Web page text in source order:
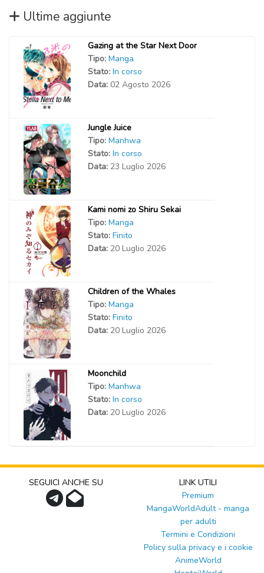
Ultime aggiunte
Gazing at the Star Next Door
Tipo: Manga
Stato: In corso
Data: 02 Agosto 2026
Jungle Juice
Tipo: Manhwa
Stato: In corso
Data: 23 Luglio 2026
Kami nomi zo Shiru Sekai
Tipo: Manga
Stato: Finito
Data: 20 Luglio 2026
Children of the Whales
Tipo: Manga
Stato: Finito
Data: 20 Luglio 2026
Moonchild
Tipo: Manhwa
Stato: In corso
Data: 20 Luglio 2026
SEGUICI ANCHE SU
LINK UTILI
Premium
MangaWorldAdult - manga
per adulti
Termini e Condizioni
Policy sulla privacy e i cookie
AnimeWorld